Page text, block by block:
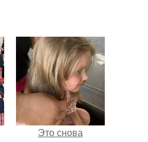
Это снова